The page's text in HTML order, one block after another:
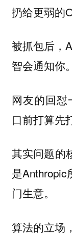
扔给更弱的
被抓包后，
智会通知你。
网友的回
口前打算先
其实问题的
是
门生意。
算法的立场